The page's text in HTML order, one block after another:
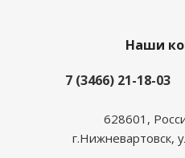
Наши
7 (3466) 21-18-03
628601,
г.Нижневартовск,